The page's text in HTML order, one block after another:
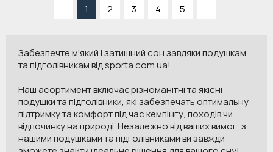
1 2 3 4 5
Забезпечте м'який і затишний сон завдяки подушкам
та підголівникам від sporta.com.ua!
Наш асортимент включає різноманітні та якісні
подушки та підголівники, які забезпечать оптимальну
підтримку та комфорт під час кемпінгу, походів чи
відпочинку на природі. Незалежно від ваших вимог, з
нашими подушками та підголівниками ви завжди